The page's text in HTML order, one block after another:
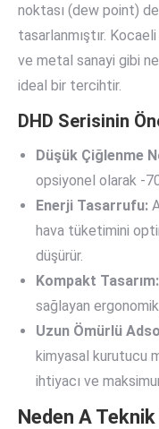
noktası (dew point)
tasarlanmıştır.
ve metal sanayi gibi
ideal bir tercihtir.
DHD Serisinin
Düşük Çiğlenme
opsiyonel olarak -
Enerji Tasarrufu:
hava tüketimini
düşürür.
Kompakt Tasarım:
sağlayan
Uzun Ömürlü
kimyasal kurutucu
ihtiyacı ve
Neden A